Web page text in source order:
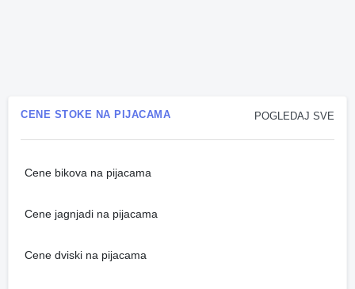
POGLEDAJ SVE
CENE STOKE NA PIJACAMA
Cene bikova na pijacama
Cene jagnjadi na pijacama
Cene dviski na pijacama